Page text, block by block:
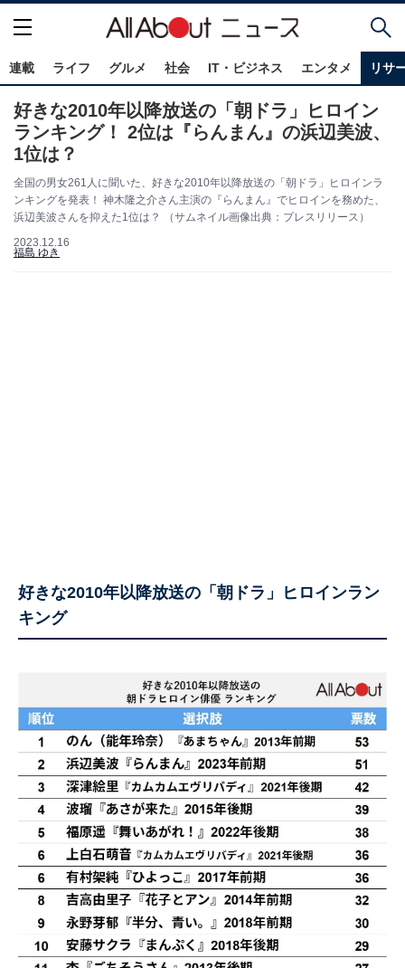
連載 ライフ グルメ 社会 IT・ビジネス エンタメ リサ
好きな2010年以降放送の「朝ドラ」ヒロイン
ランキング！ 2位は『らんまん』の浜辺美波、
1位は？
全国の男女261人に聞いた、好きな2010年以降放送の「朝ドラ」ヒロインラ
ンキングを発表！ 神木隆之介さん主演の『らんまん』でヒロインを務めた、
浜辺美波さんを抑えた1位は？ （サムネイル画像出典：プレスリリース）
2023.12.16
福島 ゆき
好きな2010年以降放送の「朝ドラ」ヒロインラン
キング